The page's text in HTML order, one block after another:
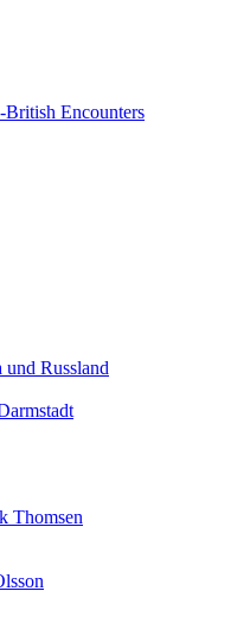
Encounters
Russland
Thomsen